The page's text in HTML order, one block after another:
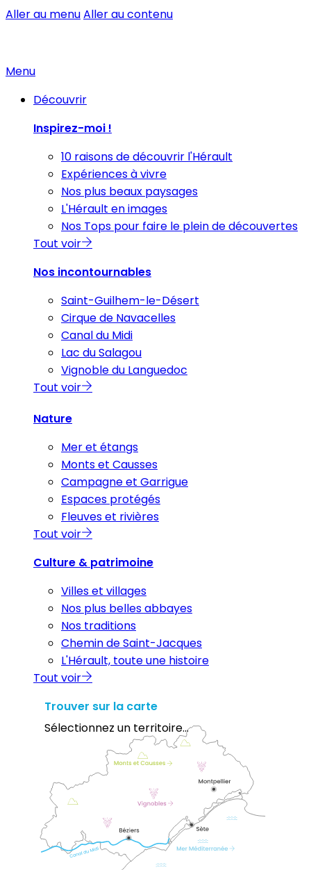
Aller au menuAller au contenu
Menu
Découvrir
Inspirez-moi !
10 raisons de découvrir l'Hérault
Expériences à vivre
Nos plus beaux paysages
L'Hérault en images
Nos Tops pour faire le plein de découvertes
Tout voir
Nos incontournables
Saint-Guilhem-le-Désert
Cirque de Navacelles
Canal du Midi
Lac du Salagou
Vignoble du Languedoc
Tout voir
Nature
Mer et étangs
Monts et Causses
Campagne et Garrigue
Espaces protégés
Fleuves et rivières
Tout voir
Culture & patrimoine
Villes et villages
Nos plus belles abbayes
Nos traditions
Chemin de Saint-Jacques
L'Hérault, toute une histoire
Tout voir
Trouver sur la carte
Sélectionnez un territoire...